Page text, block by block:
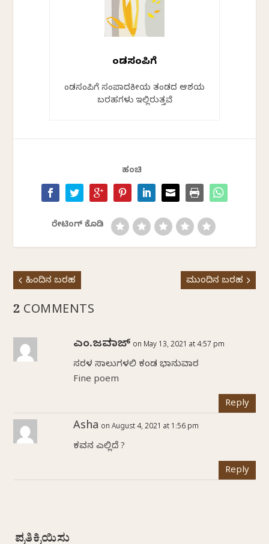
ಕೆಂಡಸಂಪಿಗೆ
ಕೆಂಡಸಂಪಿಗೆ ಸಂಪಾದಕೀಯ ತಂಡದ ಆಶಯ
ಬರಹಗಳು ಇಲ್ಲಿರುತ್ತವೆ
ಹಂಚಿ
ರೇಟಿಂಗ್ ಕೊಡಿ
ಹಿಂದಿನ ಬರಹ ಮುಂದಿನ ಬರಹ
2 COMMENTS
ಎಂ.ಜವರಾಜ್ on May 13, 2021 at 4:57 pm
ಸರಳ ಸಾಲುಗಳಲಿ ಕಂಡ ಭಾನುವಾರ
Fine poem
Reply
Asha on August 4, 2021 at 1:56 pm
ಕವನ ಎಲ್ಲಿದೆ ?
Reply